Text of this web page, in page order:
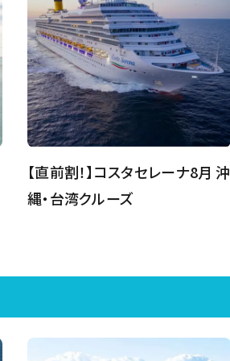
【直前割！】コスタセレーナ8月 沖
縄・台湾クルーズ